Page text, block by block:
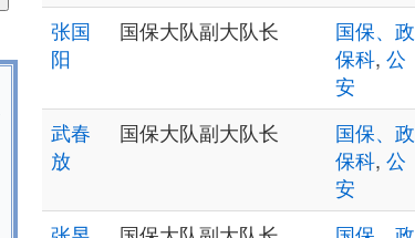
张国
阳
国保大队副大队长
国保、政
保科, 公
安
武春
放
国保大队副大队长
国保、政
保科, 公
安